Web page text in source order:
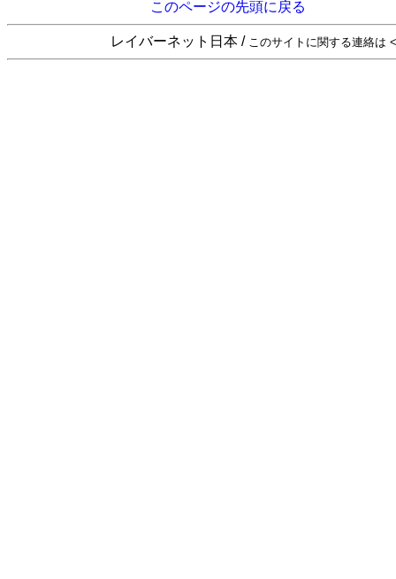
このページの先頭に戻る
レイバーネット日本 / このサイトに関する連絡は